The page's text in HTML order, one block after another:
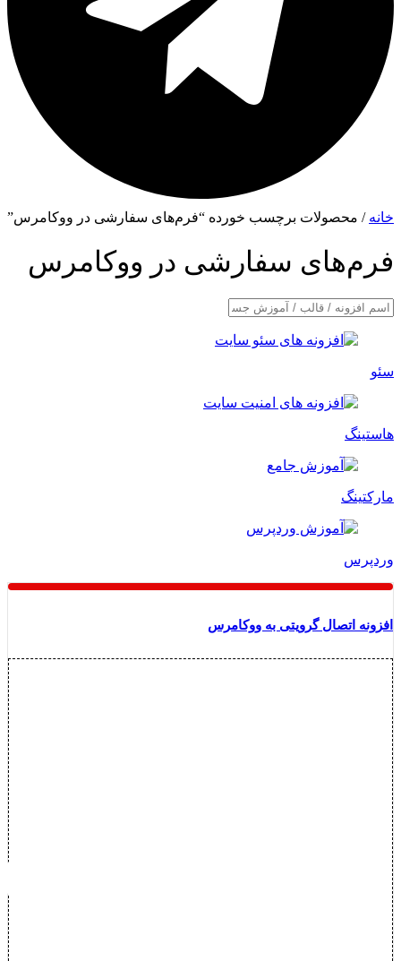
خانه / محصولات برچسب خورده “فرم‌های سفارشی در ووکامرس”
فرم‌های سفارشی در ووکامرس
سئو
هاستینگ
مارکتینگ
وردپرس
افزونه اتصال گرویتی به ووکامرس